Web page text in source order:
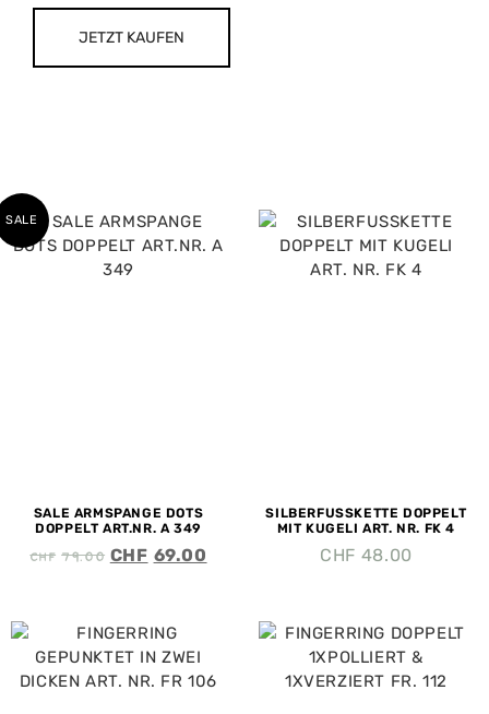
JETZT KAUFEN
SALE
SALE ARMSPANGE DOTS
DOPPELT ART.NR. A 349
CHF79.00 CHF 69.00
SILBERFUSSKETTE DOPPELT
MIT KUGELI ART. NR. FK 4
CHF 48.00